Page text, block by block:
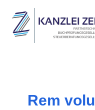
Rem